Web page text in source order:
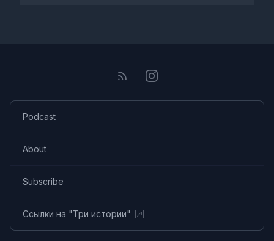
Podcast
About
Subscribe
Ссылки на "Три истории"